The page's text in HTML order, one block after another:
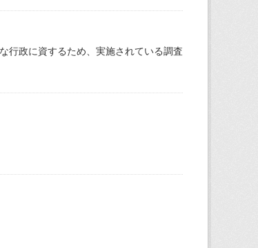
行政に資するため、実施されている調査